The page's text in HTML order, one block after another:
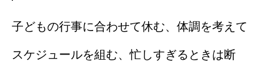
子どもの行事に合わせて休む、体調を考えて
スケジュールを組む、忙しすぎるときは断